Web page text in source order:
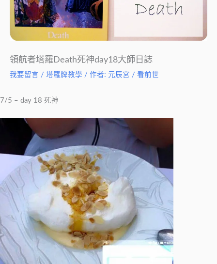
領航者塔羅Death死神day18大師日誌
我要留言 / 塔羅牌教學 / 作者: 元辰宮 / 看前世
7/5 – day 18 死神